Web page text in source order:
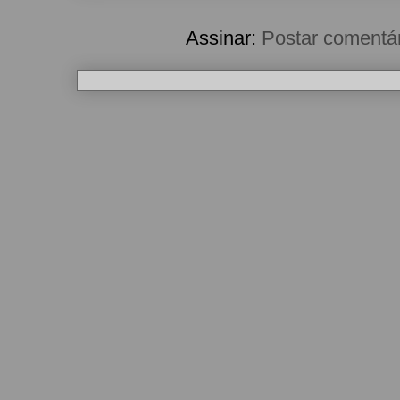
Assinar: Postar